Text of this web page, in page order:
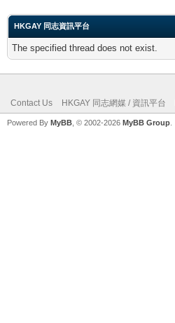
HKGAY 同志資訊平台
The specified thread does not exist.
Contact Us HKGAY 同志網媒 / 資訊平台
Powered By MyBB , © 2002-2026 MyBB Group